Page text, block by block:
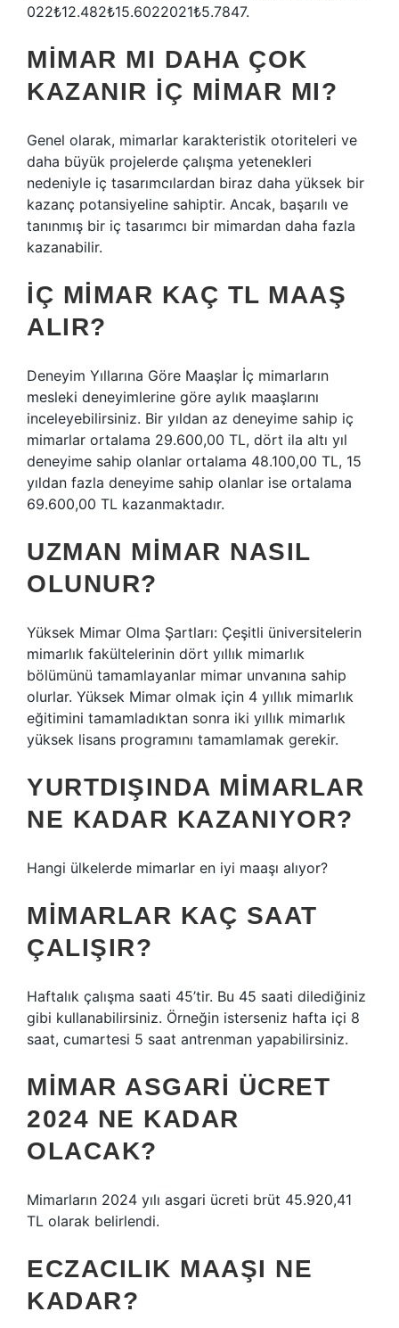
022₺12.482₺15.6022021₺5.7847.
MIMAR MI DAHA ÇOK
KAZANIR IÇ MIMAR MI?
Genel olarak, mimarlar karakteristik otoriteleri ve
daha büyük projelerde çalışma yetenekleri
nedeniyle iç tasarımcılardan biraz daha yüksek bir
kazanç potansiyeline sahiptir. Ancak, başarılı ve
tanınmış bir iç tasarımcı bir mimardan daha fazla
kazanabilir.
İÇ MIMAR KAÇ TL MAAŞ
ALIR?
Deneyim Yıllarına Göre Maaşlar İç mimarların
mesleki deneyimlerine göre aylık maaşlarını
inceleyebilirsiniz. Bir yıldan az deneyime sahip iç
mimarlar ortalama 29.600,00 TL, dört ila altı yıl
deneyime sahip olanlar ortalama 48.100,00 TL, 15
yıldan fazla deneyime sahip olanlar ise ortalama
69.600,00 TL kazanmaktadır.
UZMAN MIMAR NASIL
OLUNUR?
Yüksek Mimar Olma Şartları: Çeşitli üniversitelerin
mimarlık fakültelerinin dört yıllık mimarlık
bölümünü tamamlayanlar mimar unvanına sahip
olurlar. Yüksek Mimar olmak için 4 yıllık mimarlık
eğitimini tamamladıktan sonra iki yıllık mimarlık
yüksek lisans programını tamamlamak gerekir.
YURTDIŞINDA MIMARLAR
NE KADAR KAZANIYOR?
Hangi ülkelerde mimarlar en iyi maaşı alıyor?
MIMARLAR KAÇ SAAT
ÇALIŞIR?
Haftalık çalışma saati 45’tir. Bu 45 saati dilediğiniz
gibi kullanabilirsiniz. Örneğin isterseniz hafta içi 8
saat, cumartesi 5 saat antrenman yapabilirsiniz.
MIMAR ASGARI ÜCRET
2024 NE KADAR
OLACAK?
Mimarların 2024 yılı asgari ücreti brüt 45.920,41
TL olarak belirlendi.
ECZACILIK MAAŞI NE
KADAR?